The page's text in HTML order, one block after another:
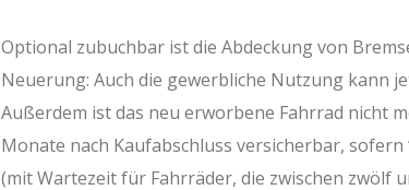
Optional zubuchbar ist die Abdeckung von
Neuerung: Auch die gewerbliche Nutzung kann
Außerdem ist das neu erworbene Fahrrad nicht
Monate nach Kaufabschluss versicherbar,
(mit Wartezeit für Fahrräder, die zwischen zwölf